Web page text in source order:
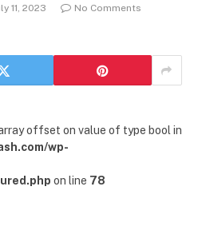
11, 2023
No Comments
offset on value of type bool in
wp-
on line 78